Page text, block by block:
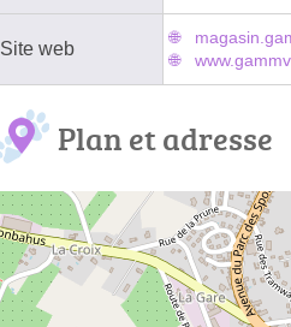
Site web
Plan et adresse